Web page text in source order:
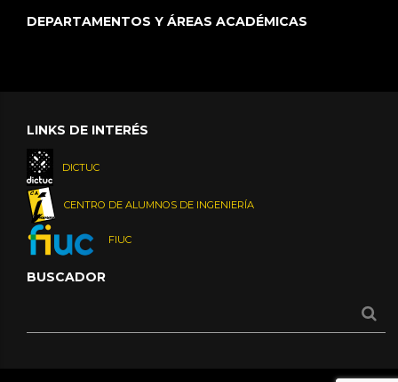
DEPARTAMENTOS Y ÁREAS ACADÉMICAS
LINKS DE INTERÉS
DICTUC
CENTRO DE ALUMNOS DE INGENIERÍA
FIUC
BUSCADOR